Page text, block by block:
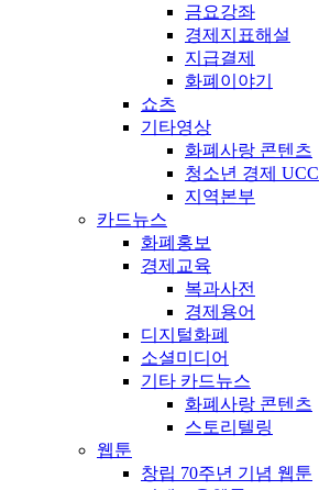
금요강좌
경제지표해설
지급결제
화폐이야기
쇼츠
기타영상
화폐사랑 콘텐츠
청소년 경제 UCC
지역본부
카드뉴스
화폐홍보
경제교육
복과사전
경제용어
디지털화폐
소셜미디어
기타 카드뉴스
화폐사랑 콘텐츠
스토리텔링
웹툰
창립 70주년 기념 웹툰